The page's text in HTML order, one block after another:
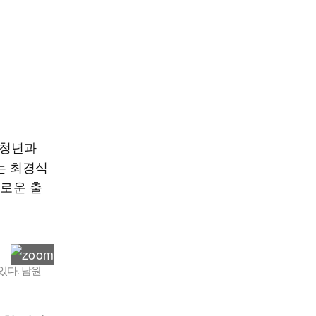
년과
최경식
운 출
다. 남원